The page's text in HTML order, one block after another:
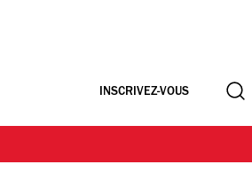
INSCRIVEZ-VOUS